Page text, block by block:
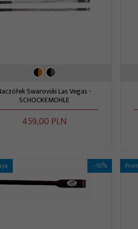
Swarovski Las Vegas -
SCHOCKEMOHLE
459,00 PLN
- 10%